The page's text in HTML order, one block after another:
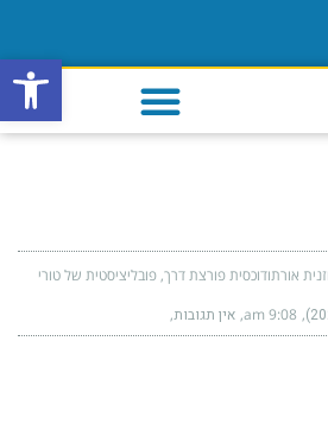
פתח
אורתודוכסית פורצת דרך, פובליציסטית של טורי
9:08 am אין תגובות